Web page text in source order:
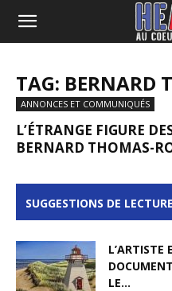
TAG: BERNARD
ANNONCES ET COMMUNIQUÉS
L’ÉTRANGE FIGURE
BERNARD THOMAS-
SUGGESTIONS DE
L’ARTISTE
LE...